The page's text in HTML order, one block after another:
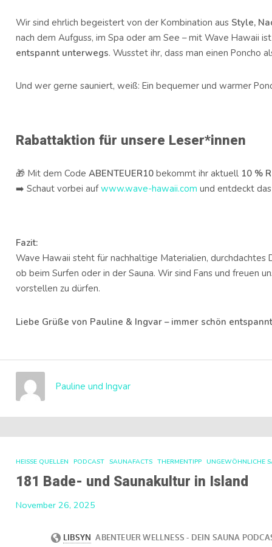
Wir sind ehrlich begeistert von der Kombination aus Style,
nach dem Aufguss, im Spa oder am See – mit Wave Hawaii
entspannt unterwegs. Wusstet ihr, dass man einen Poncho
Und wer gerne sauniert, weiß: Ein bequemer und warmer
Rabattaktion für unsere Leser*innen
🎁 Mit dem Code ABENTEUER10bekommt ihr aktuell 10 %
➡️ Schaut vorbei aufwww.wave-hawaii.com und entdeckt
Fazit:
Wave Hawaii steht für nachhaltige Materialien,
ob beim Surfen oder in der Sauna. Wir sind Fans und freuen
vorstellen zu dürfen.
Liebe Grüße von Pauline & Ingvar – immer schön
Pauline und Ingvar
HEISSE QUELLEN PODCAST SAUNAFACTS THERMENTIPP UNGEWÖHNLICHE
181 Bade- und Saunakultur in Island
November 26, 2025